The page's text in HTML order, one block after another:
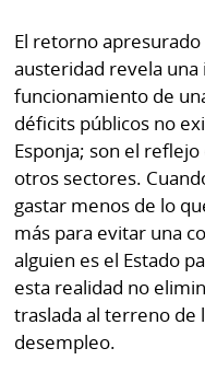
El retorno
austeridad revela
funcionamiento de
déficits públicos no
Esponja; son el
otros sectores.
gastar menos de lo
más para evitar una
alguien es el Estado
esta realidad no
traslada al terreno de
desempleo.